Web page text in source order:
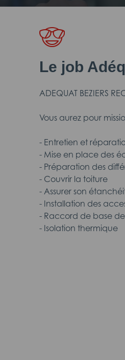
Le job
ADEQUAT BEZIERS
Vous aurez pour
- Entretien et
- Mise en place des
- Préparation des
- Couvrir la toiture
- Assurer son
- Installation des
- Raccord de base
- Isolation thermique